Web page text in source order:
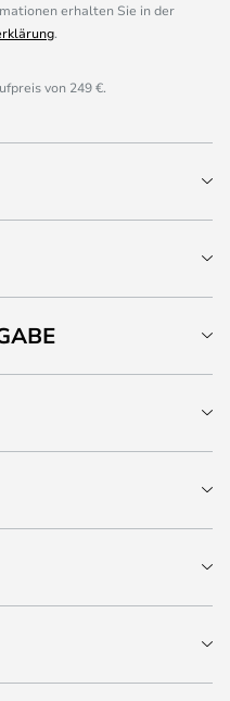
erhalten Sie in der
.
von 249 €.